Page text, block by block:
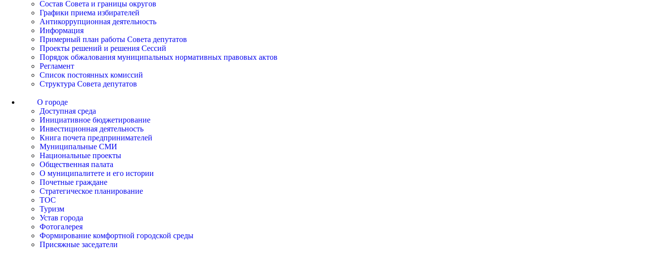
Состав Совета и границы округов
Графики приема избирателей
Антикоррупционная деятельность
Информация
Примерный план работы Совета депутатов
Проекты решений и решения Сессий
Порядок обжалования муниципальных нормативных правовых актов
Регламент
Список постоянных комиссий
Структура Совета депутатов
О городе
Доступная среда
Инициативное бюджетирование
Инвестиционная деятельность
Книга почета предпринимателей
Муниципальные СМИ
Национальные проекты
Общественная палата
О муниципалитете и его истории
Почетные граждане
Стратегическое планирование
ТОС
Туризм
Устав города
Фотогалерея
Формирование комфортной городской среды
Присяжные заседатели